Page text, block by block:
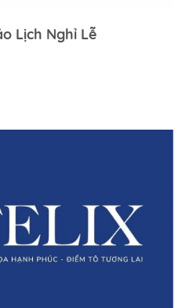
Lịch Nghỉ Lễ